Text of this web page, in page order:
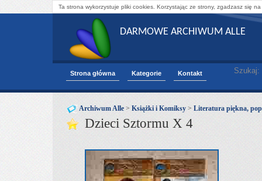
Ta strona wykorzystuje pliki cookies. Korzystając ze strony, zgadzasz się
DARMOWE ARCHIWUM ALLE
Strona główna Kategorie Kontakt Szukaj:
Archiwum Alle > Książki i Komiksy > Literatura piękna,
Dzieci Sztormu X 4